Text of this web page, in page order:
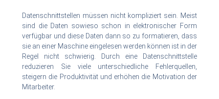
Datenschnittstellen müssen nicht kompliziert sein. Meist
sind die Daten sowieso schon in elektronischer Form
verfügbar und diese Daten dann so zu formatieren, dass
sie an einer Maschine eingelesen werden können ist in der
Regel nicht schwierig. Durch eine Datenschnittstelle
reduzieren Sie viele unterschiedliche Fehlerquellen,
steigern die Produktivität und erhöhen die Motivation der
Mitarbeiter.